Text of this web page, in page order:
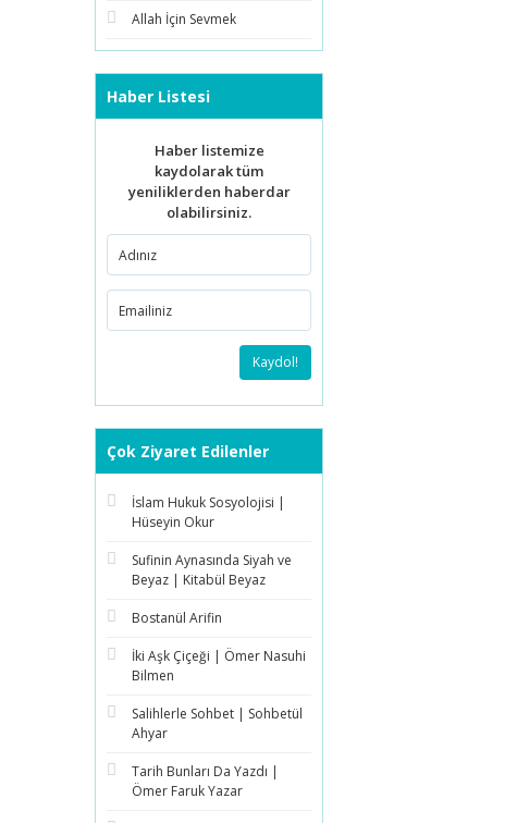
Allah İçin Sevmek
Haber Listesi
Haber listemize
kaydolarak tüm
yeniliklerden haberdar
olabilirsiniz.
Kaydol!
Çok Ziyaret Edilenler
İslam Hukuk Sosyolojisi |
Hüseyin Okur
Sufinin Aynasında Siyah ve
Beyaz | Kitabül Beyaz
Bostanül Arifin
İki Aşk Çiçeği | Ömer Nasuhi
Bilmen
Salihlerle Sohbet | Sohbetül
Ahyar
Tarih Bunları Da Yazdı |
Ömer Faruk Yazar